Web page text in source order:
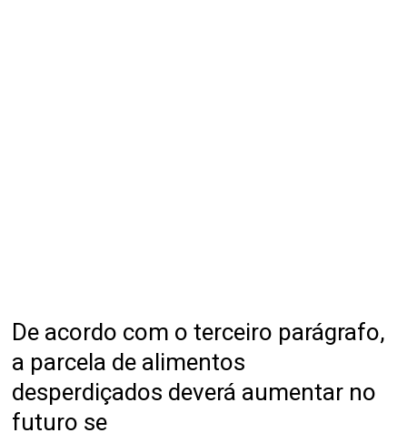
De acordo com o terceiro parágrafo,
a parcela de alimentos
desperdiçados deverá aumentar no
futuro se